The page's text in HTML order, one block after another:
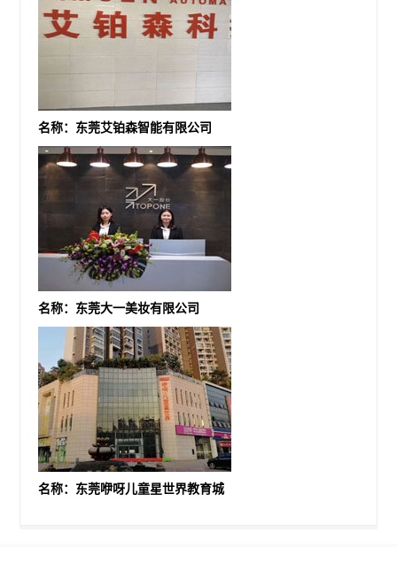
名称：东莞艾铂森智能有限公司
名称：东莞大一美妆有限公司
名称：东莞咿呀儿童星世界教育城